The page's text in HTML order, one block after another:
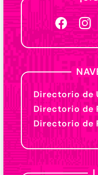
Directorio de
Directorio de
Directorio de